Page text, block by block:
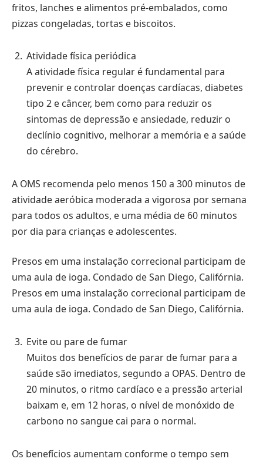
fritos, lanches e alimentos pré-embalados, como
pizzas congeladas, tortas e biscoitos.
Atividade física periódica
A atividade física regular é fundamental para
prevenir e controlar doenças cardíacas, diabetes
tipo 2 e câncer, bem como para reduzir os
sintomas de depressão e ansiedade, reduzir o
declínio cognitivo, melhorar a memória e a saúde
do cérebro.
A OMS recomenda pelo menos 150 a 300 minutos de
atividade aeróbica moderada a vigorosa por semana
para todos os adultos, e uma média de 60 minutos
por dia para crianças e adolescentes.
Presos em uma instalação correcional participam de
uma aula de ioga. Condado de San Diego, Califórnia.
Presos em uma instalação correcional participam de
uma aula de ioga. Condado de San Diego, Califórnia.
Evite ou pare de fumar
Muitos dos benefícios de parar de fumar para a
saúde são imediatos, segundo a OPAS. Dentro de
20 minutos, o ritmo cardíaco e a pressão arterial
baixam e, em 12 horas, o nível de monóxido de
carbono no sangue cai para o normal.
Os benefícios aumentam conforme o tempo sem